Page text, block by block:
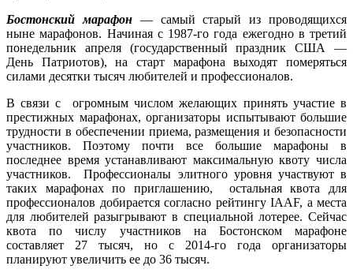
Бостонский марафон — самый старый из проводящихся
ныне марафонов. Начиная с 1987-го года ежегодно в третий
понедельник апреля (государственный праздник США —
День Патриотов), на старт марафона выходят померяться
силами десятки тысяч любителей и профессионалов.
В связи с огромным числом желающих принять участие в
престижных марафонах, организаторы испытывают большие
трудности в обеспечении приема, размещения и безопасности
участников. Поэтому почти все большие марафоны в
последнее время устанавливают максимальную квоту числа
участников. Профессионалы элитного уровня участвуют в
таких марафонах по приглашению, остальная квота для
профессионалов добирается согласно рейтингу IAAF, а места
для любителей разыгрывают в специальной лотерее. Сейчас
квота по числу участников на Бостонском марафоне
составляет 27 тысяч, но с 2014-го года организаторы
планируют увеличить ее до 36 тысяч.